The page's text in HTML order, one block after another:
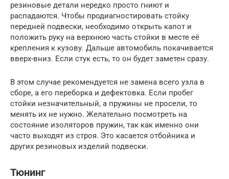
резиновые детали нередко просто гниют и
распадаются. Чтобы продиагностировать стойку
передней подвески, необходимо открыть капот и
положить руку на верхнюю часть стойки в месте её
крепления к кузову. Дальше автомобиль покачивается
вверх-вниз. Если стук есть, то он будет заметен сразу.
В этом случае рекомендуется не замена всего узла в
сборе, а его переборка и дефектовка. Если пробег
стойки незначительный, а пружины не просели, то
менять их не нужно. Желательно посмотреть на
состояние изоляторов пружин, так как именно они
часто выходят из строя. Это касается отбойника и
других резиновых изделий подвески.
Тюнинг